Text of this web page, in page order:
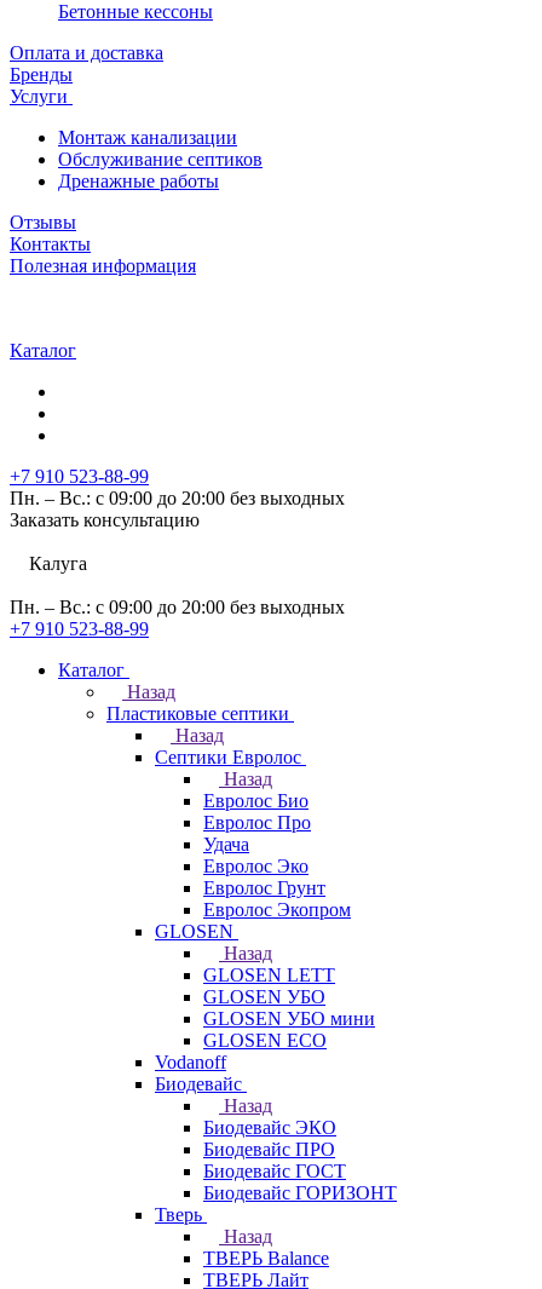
Бетонные кессоны
Оплата и доставка
Бренды
Услуги
Монтаж канализации
Обслуживание септиков
Дренажные работы
Отзывы
Контакты
Полезная информация
Каталог
+7 910 523-88-99
Пн. – Вс.: с 09:00 до 20:00 без выходных
Заказать консультацию
Калуга
Пн. – Вс.: с 09:00 до 20:00 без выходных
+7 910 523-88-99
Каталог
Назад
Пластиковые септики
Назад
Септики Евролос
Назад
Евролос Био
Евролос Про
Удача
Евролос Эко
Евролос Грунт
Евролос Экопром
GLOSEN
Назад
GLOSEN LETT
GLOSEN УБО
GLOSEN УБО мини
GLOSEN ECO
Vodanoff
Биодевайс
Назад
Биодевайс ЭКО
Биодевайс ПРО
Биодевайс ГОСТ
Биодевайс ГОРИЗОНТ
Тверь
Назад
ТВЕРЬ Balance
ТВЕРЬ Лайт